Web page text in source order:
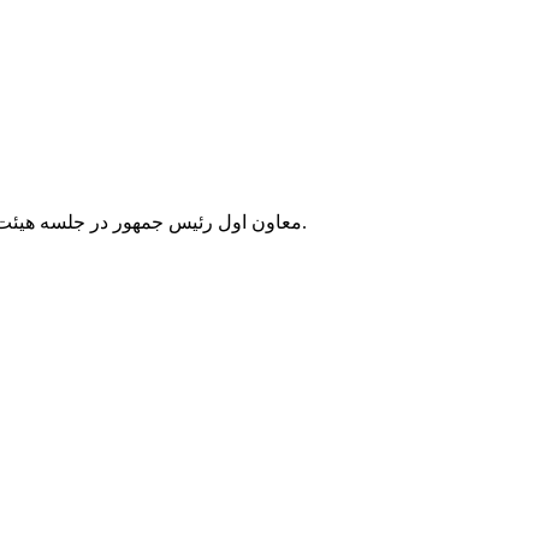
معاون اول رئیس جمهور در جلسه هیئت دولت گفت: انتصابات در دستگاه‌های اجرایی باید فارغ از قومیت، جنسیت، مذهب و گرایش‌های سیاسی، صرفا بر پایه شایسته‌سالاری باشد.